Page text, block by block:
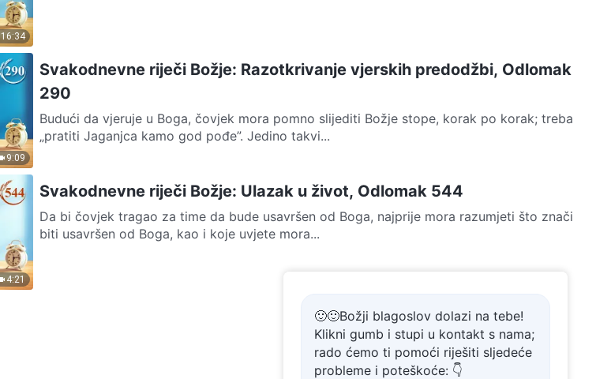
16:34
9:09
Svakodnevne riječi Božje: Razotkrivanje vjerskih predodžbi, Odlomak
290
Budući da vjeruje u Boga, čovjek mora pomno slijediti Božje stope, korak po korak; treba
„pratiti Jaganjca kamo god pođe”. Jedino takvi...
4:21
Svakodnevne riječi Božje: Ulazak u život, Odlomak 544
Da bi čovjek tragao za time da bude usavršen od Boga, najprije mora razumjeti što znači
biti usavršen od Boga, kao i koje uvjete mora...
🙂🙂Božji blagoslov dolazi na tebe!
Klikni gumb i stupi u kontakt s nama;
rado ćemo ti pomoći riješiti sljedeće
probleme i poteškoće: 👇